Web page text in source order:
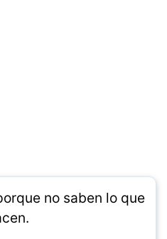
no saben lo que